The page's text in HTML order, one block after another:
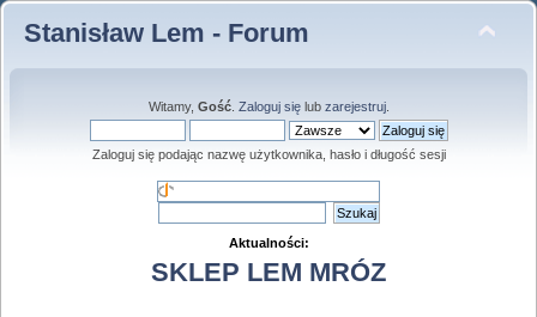
Stanisław Lem - Forum
Witamy, Gość. Zaloguj sięlub zarejestruj.
Zaloguj się podając nazwę użytkownika, hasło i długość sesji
Aktualności:
SKLEP LEM MRÓZ